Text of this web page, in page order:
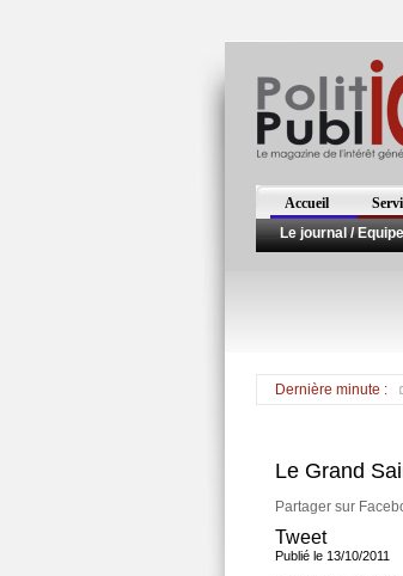
Accueil
Le journal / Equipe
Dernière minute :
Pluies abondantes et routes coupées dans le sud de
Le Grand
Partager sur
Tweet
Publié le 13/10/2011